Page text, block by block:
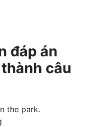
đáp án
câu
the park.